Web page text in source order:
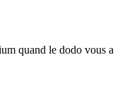
quand le dodo vous a